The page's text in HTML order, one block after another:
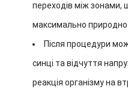
переходів між зонами,
максимально природно.
Після процедури
синці та відчуття
реакція організму на